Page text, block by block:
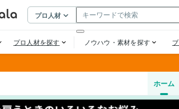
ホーム